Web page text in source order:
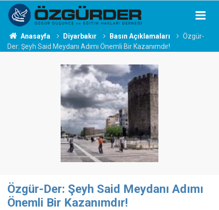
Anasayfa Diyarbakır Basın Açıklamaları
Özgür-
Der: Şeyh Said Meydanı Adımı Önemli Bir Kazanımdır!
Özgür-Der: Şeyh Said Meydanı Adımı
Önemli Bir Kazanımdır!